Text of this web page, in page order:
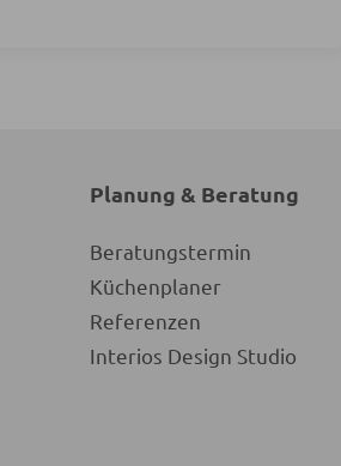
Planung & Beratung
Beratungstermin
Küchenplaner
Referenzen
Interios Design Studio